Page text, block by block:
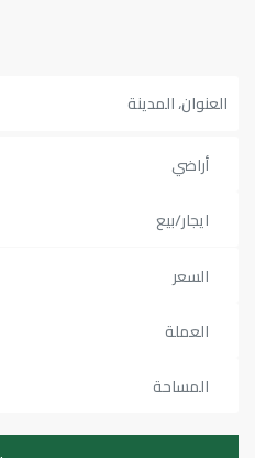
أراضي
ايجار/بيع
السعر
العملة
المساحة